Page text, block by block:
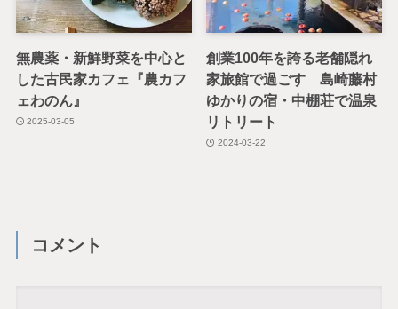
無農薬・新鮮野菜を中心と
した古民家カフェ『農カフ
ェわのん』
2025-03-05
創業100年を誇る老舗隠れ
家旅館で過ごす 島崎藤村
ゆかりの宿・中棚荘で温泉
リトリート
2024-03-22
コメント